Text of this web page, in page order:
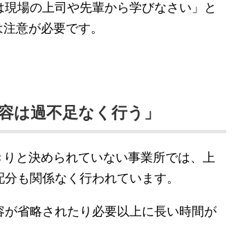
場の上司や先輩から学びなさい」と
意が必要です。
過不足なく行う」
と決められていない事業所では、上
も関係なく行われています。
省略されたり必要以上に長い時間が